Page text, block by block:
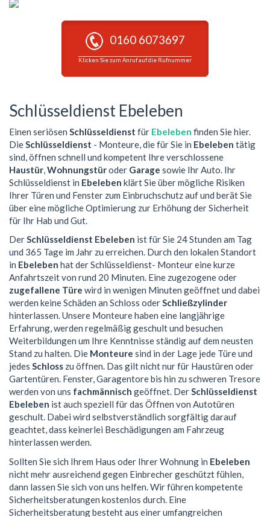
0160 6073697
Klicken Sie zum Anruf auf die Rufnummer
Schlüsseldienst Ebeleben
Einen seriösen Schlüsseldienst für Ebeleben finden Sie hier.
DieSchlüsseldienst - Monteure, die für Sie in Ebeleben tätig
sind, öffnen schnell und kompetent Ihre verschlossene
Haustür,Wohnungstüroder Garage sowie Ihr Auto. Ihr
Schlüsseldienst in Ebeleben klärt Sie über mögliche Risiken
Ihrer Türen und Fenster zum Einbruchschutz auf und berät Sie
über eine mögliche Optimierung zur Erhöhung der Sicherheit
für Ihr Hab und Gut.
DerSchlüsseldienst Ebeleben ist für Sie 24 Stunden am Tag
und 365 Tage im Jahr zu erreichen. Durch den lokalen Standort
in Ebeleben hat der Schlüsseldienst- Monteur eine kurze
Anfahrtszeit von rund 20 Minuten. Eine zugezogene oder
zugefallene Türe wird in wenigen Minuten geöffnet und dabei
werden keine Schäden an Schloss oderSchließzylinder
hinterlassen. Unsere Monteure haben eine langjährige
Erfahrung, werden regelmäßig geschult und besuchen
Weiterbildungen um Ihre Kenntnisse ständig auf dem neusten
Stand zu halten. Die Monteure sind in der Lage jede Türe und
jedes Schloss zu öffnen. Das gilt nicht nur für Haustüren oder
Gartentüren. Fenster, Garagentore bis hin zu schweren Tresore
werden von uns fachmännisch geöffnet. DerSchlüsseldienst
Ebeleben ist auch speziell für das Öffnen von Autotüren
geschult. Dabei wird selbstverständlich sorgfältig darauf
geachtet, dass keinerlei Beschädigungen am Fahrzeug
hinterlassen werden.
Sollten Sie sich Ihrem Haus oder Ihrer Wohnung in Ebeleben
nicht mehr ausreichend gegen Einbrecher geschützt fühlen,
dann lassen Sie sich von uns helfen. Wir führen kompetente
Sicherheitsberatungen kostenlos durch. Eine
Sicherheitsberatung besteht aus einer umfangreichen